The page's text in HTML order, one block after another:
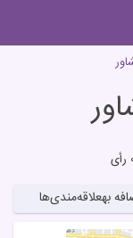
بهعلاقه‌مندی‌ها